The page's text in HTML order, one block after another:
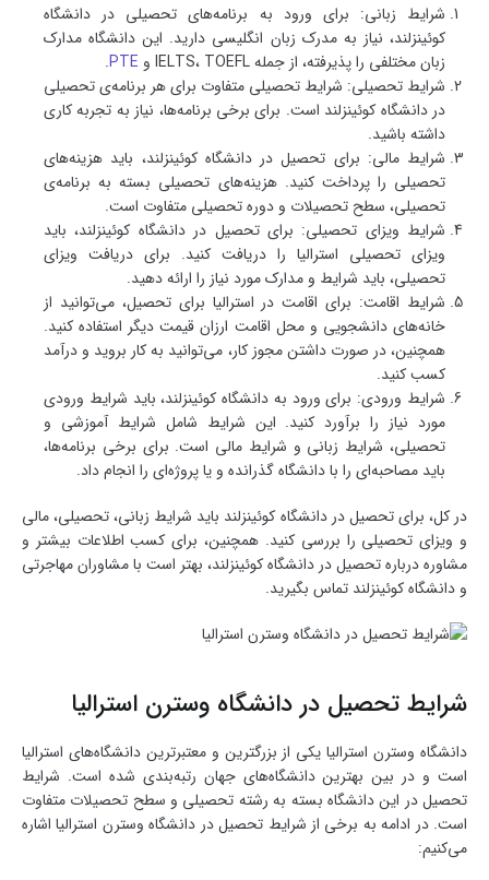
شرایط زبانی: برای ورود به برنامه‌های تحصیلی در دانشگاه
کوئینزلند، نیاز به مدرک زبان انگلیسی دارید. این دانشگاه مدارک
زبان مختلفی را پذیرفته، از جمله IELTS، TOEFL و
PTE
.
شرایط تحصیلی: شرایط تحصیلی متفاوت برای هر برنامه‌ی تحصیلی
در دانشگاه کوئینزلند است. برای برخی برنامه‌ها، نیاز به تجربه کاری
داشته باشید.
شرایط مالی: برای تحصیل در دانشگاه کوئینزلند، باید هزینه‌های
تحصیلی را پرداخت کنید. هزینه‌های تحصیلی بسته به برنامه‌ی
تحصیلی، سطح تحصیلات و دوره تحصیلی متفاوت است.
شرایط ویزای تحصیلی: برای تحصیل در دانشگاه کوئینزلند، باید
ویزای تحصیلی استرالیا را دریافت کنید. برای دریافت ویزای
تحصیلی، باید شرایط و مدارک مورد نیاز را ارائه دهید.
شرایط اقامت: برای اقامت در استرالیا برای تحصیل، می‌توانید از
خانه‌های دانشجویی و محل اقامت ارزان قیمت دیگر استفاده کنید.
همچنین، در صورت داشتن مجوز کار، می‌توانید به کار بروید و درآمد
کسب کنید.
شرایط ورودی: برای ورود به دانشگاه کوئینزلند، باید شرایط ورودی
مورد نیاز را برآورد کنید. این شرایط شامل شرایط آموزشی و
تحصیلی، شرایط زبانی و شرایط مالی است. برای برخی برنامه‌ها،
باید مصاحبه‌ای را با دانشگاه گذرانده و یا پروژه‌ای را انجام داد.
در کل، برای تحصیل در دانشگاه کوئینزلند باید شرایط زبانی، تحصیلی، مالی
و ویزای تحصیلی را بررسی کنید. همچنین، برای کسب اطلاعات بیشتر و
مشاوره درباره تحصیل در دانشگاه کوئینزلند، بهتر است با مشاوران مهاجرتی
و دانشگاه کوئینزلند تماس بگیرید.
شرایط تحصیل در دانشگاه وسترن استرالیا
دانشگاه وسترن استرالیا یکی از بزرگترین و معتبرترین دانشگاه‌های استرالیا
است و در بین بهترین دانشگاه‌های جهان رتبه‌بندی شده است. شرایط
تحصیل در این دانشگاه بسته به رشته تحصیلی و سطح تحصیلات متفاوت
است. در ادامه به برخی از شرایط تحصیل در دانشگاه وسترن استرالیا اشاره
می‌کنیم: